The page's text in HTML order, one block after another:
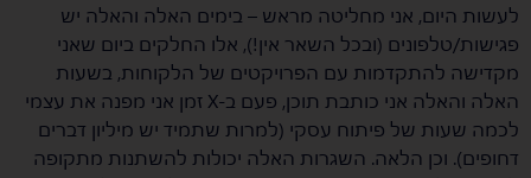
לעשות היום, אני מחליטה מראש – בימים האלה והאלה יש
פגישות/טלפונים (ובכל השאר אין!), אלו החלקים ביום שאני
מקדישה להתקדמות עם הפרויקטים של הלקוחות, בשעות
האלה והאלה אני כותבת תוכן, פעם ב-X זמן אני מפנה את עצמי
לכמה שעות של פיתוח עסקי (למרות שתמיד יש מיליון דברים
דחופים). וכן הלאה. השגרות האלה יכולות להשתנות מתקופה